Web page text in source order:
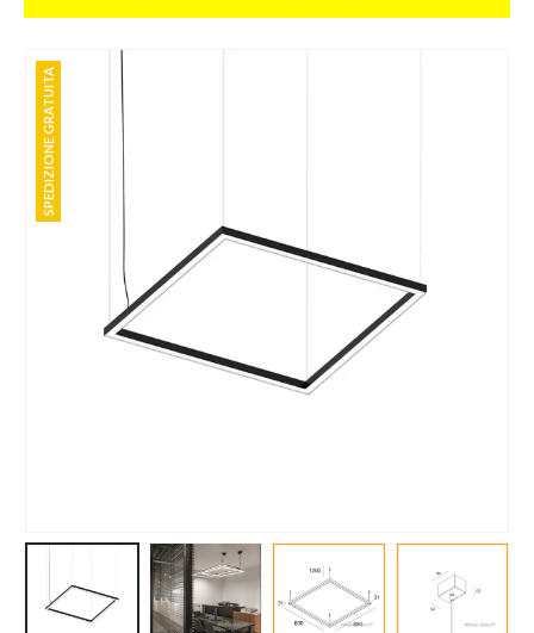
SPEDIZIONE GRATUITA
SPEDIZIONE GRATUITA